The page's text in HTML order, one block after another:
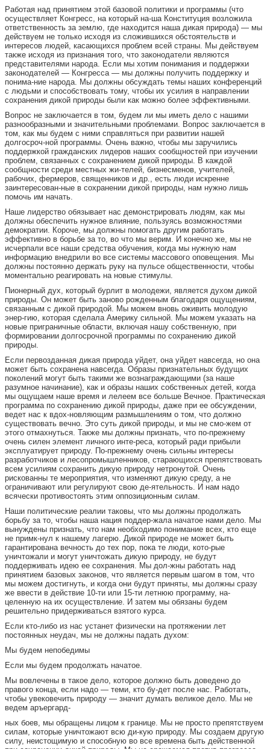
Работая над принятием этой базовой политики и программы (что
осуществляет Конгресс, на который на-ша Конституция возложила
ответственность за землю, где находится наша дикая природа) — мы
действуем не только исходя из сложившихся обстоятельств и
интересов людей, касающихся проблем всей страны. Мы действуем
также исходя из признания того, что законодатели являются
представителями народа. Если мы хотим понимания и поддержки
законодателей — Конгресса — мы должны получить поддержку и
понима-ние народа. Мы должны обсуждать темы наших конференций
с людьми и способствовать тому, чтобы их усилия в направлении
сохранения дикой природы были как можно более эффективными.
Вопрос не заключается в том, будем ли мы иметь дело с нашими
разнообразными и значительными проблемами. Вопрос заключается в
том, как мы будем с ними справляться при развитии нашей
долгосроч-ной программы. Очень важно, чтобы мы заручились
поддержкой гражданских лидеров наших сообщностей при изучении
проблем, связанных с сохранением дикой природы. В каждой
сообщности среди местных жи-телей, бизнесменов, учителей,
рабочих, фермеров, священников и др., есть люди искренне
заинтересован-ные в сохранении дикой природы, нам нужно лишь
помочь им начать.
Наше лидерство обязывает нас демонстрировать людям, как мы
должны обеспечить нужное влияние, пользуясь возможностями
демократии. Короче, мы должны помогать другим работать
эффективно в борьбе за то, во что мы верим. И конечно же, мы не
исчерпали все наши средства обучения, когда мы нужную нам
информацию внедрили во все системы массового оповещения. Мы
должны постоянно держать руку на пульсе общественности, чтобы
моментально реагировать на новые стимулы.
Пионерный дух, который бурлит в молодежи, является духом дикой
природы. Он может быть заново рожденным благодаря ощущениям,
связанным с дикой природой. Мы можем вновь оживить молодую
энер-гию, которая сделала Америку сильной. Мы можем указать на
новые приграничные области, включая нашу собственную, при
формировании долгосрочной программы по сохранению дикой
природы.
Если первозданная дикая природа уйдет, она уйдет навсегда, но она
может быть сохранена навсегда. Образы признательных будущих
поколений могут быть такими же вознаграждающими (за наше
разумное начинание), как и образы наших собственных детей, когда
мы ощущаем наше время и лелеем все больше Вечное. Практическая
программа по сохранению дикой природы, даже при ее обсуждении,
ведет нас к вдох-новляющим размышлениям о том, что должно
существовать вечно. Это суть дикой природы, и мы не смо-жем от
этого отмахнуться. Также мы должны признать, что по-прежнему
очень силен элемент личного инте-реса, который ради прибыли
эксплуатирует природу. По-прежнему очень сильны интересы
разработчиков и лесопромышленников, старающихся препятствовать
всем усилиям сохранить дикую природу нетронутой. Очень
рискованны те мероприятия, что изменяют дикую среду, а не
ограничивают или регулируют свою де-ятельность. И нам надо
всячески противостоять этим оппозиционным силам.
Наши политические реалии таковы, что мы должны продолжать
борьбу за то, чтобы наша нация поддер-жала начатое нами дело. Мы
вынуждены признать, что нам необходимо понимание всех, кто еще
не примк-нул к нашему лагерю. Дикой природе не может быть
гарантирована вечность до тех пор, пока те люди, кото-рые
уничтожали и могут уничтожать дикую природу, не будут
поддерживать идею ее сохранения. Мы дол-жны работать над
принятием базовых законов, что является первым шагом в том, что
мы можем достигнуть, и когда они будут приняты, мы должны сразу
же ввести в действие 10-ти или 15-ти летнюю программу, на-
целенную на их осуществление. И затем мы обязаны будем
решительно придерживаться взятого курса.
Если кто-либо из нас устанет физически на протяжении лет
постоянных неудач, мы не должны падать духом:
Мы будем непобедимы
Если мы будем продолжать начатое.
Мы вовлечены в такое дело, которое должно быть доведено до
правого конца, если надо — теми, кто бу-дет после нас. Работать,
чтобы увековечить природу — значит думать великое дело. Мы не
ведем аръергард-
ных боев, мы обращены лицом к границе. Мы не просто препятствуем
силам, которые уничтожают всю ди-кую природу. Мы создаем другую
силу, неистощимую и способную во все времена быть действенной